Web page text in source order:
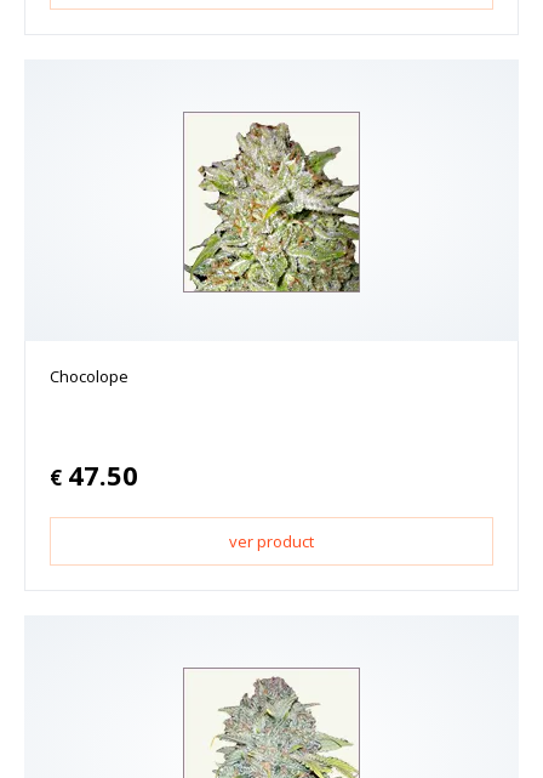
Chocolope
€ 47.50
ver product